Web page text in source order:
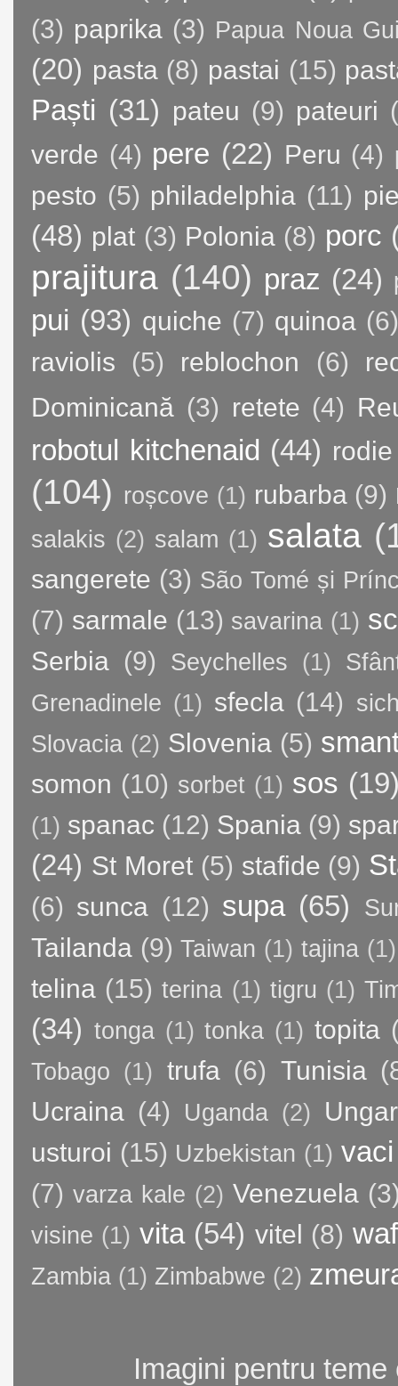
(3) paprika (3) Papua Noua
(20) pasta (8) pastai (15)
Paști (31) pateu (9) pateuri
verde (4) pere (22) Peru (4)
pesto (5) philadelphia (11)
(48) plat (3) Polonia (8) porc
prajitura (140) praz (24)
pui (93) quiche (7) quinoa
raviolis
(5) reblochon (6)
Dominicană (3) retete (4)
robotul kitchenaid (44) rodie
(104) roșcove (1) rubarba (9)
salakis (2) salam (1) salata
sangerete (3) São Tomé și
(7) sarmale (13) savarina (1)
Serbia (9) Seychelles (1)
Grenadinele (1) sfecla (14)
Slovacia (2) Slovenia (5)
somon (10) sorbet (1) sos
(1) spanac (12) Spania (9)
(24) St Moret (5) stafide (9)
(6) sunca (12) supa (65)
Tailanda (9) Taiwan (1) tajina (1)
telina (15) terina (1) tigru (1)
(34) tonga (1) tonka (1) topita
Tobago (1) trufa (6) Tunisia
Ucraina (4) Uganda (2)
usturoi (15) Uzbekistan (1) vaci
(7) varza kale (2) Venezuela
visine (1) vita (54) vitel (8)
Zambia (1) Zimbabwe (2)
Imagini pentru